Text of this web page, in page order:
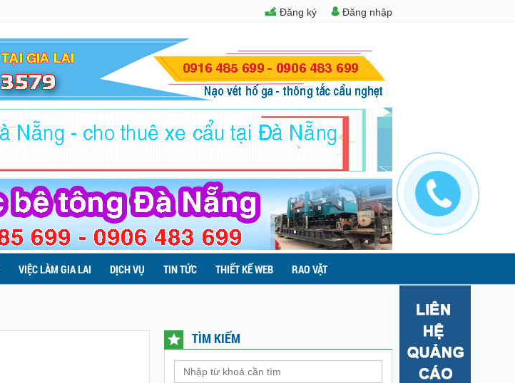
Đăng nhập
Đăng ký
VIỆC LÀM GIA LAI DỊCH VỤ TIN TỨC THIẾT KẾ WEB RAO VẶT
TÌM KIẾM